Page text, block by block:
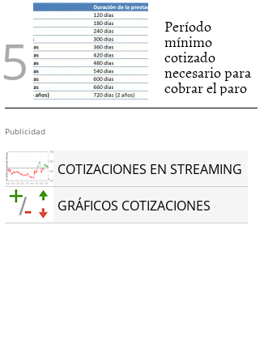
Período
mínimo
cotizado
necesario para
cobrar el paro
Publicidad
COTIZACIONES EN STREAMING
GRÁFICOS COTIZACIONES